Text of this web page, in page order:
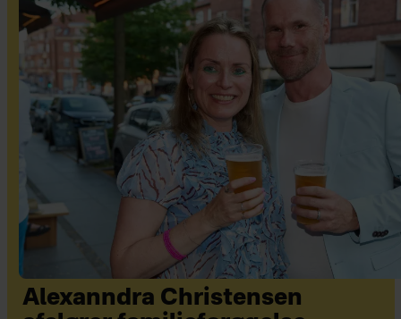
Alexanndra Christensen